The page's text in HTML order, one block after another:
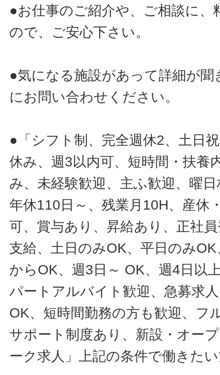
●お仕事のご紹介や、ご相談に
ので、ご安心下さい。
●気になる施設があって詳細が
にお問い合わせください。
●「シフト制、完全週休2、土日
休み、週3以内可、短時間・扶養
み、未経験歓迎、主ふ歓迎、曜
年休110日～、残業月10H、産休
可、賞与あり、昇給あり、正社
支給、土日のみOK、平日のみ
からOK、週3日～ OK、週4日以
パートアルバイト歓迎、急募求
OK、短時間勤務の方も歓迎、フ
サポート制度あり、新設・オー
ーク求人」上記の条件で働きた